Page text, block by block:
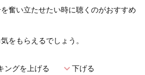
奮い立たせたい時に聴くのがおすすめ
をもらえるでしょう。
ングを上げる expand_more下げる